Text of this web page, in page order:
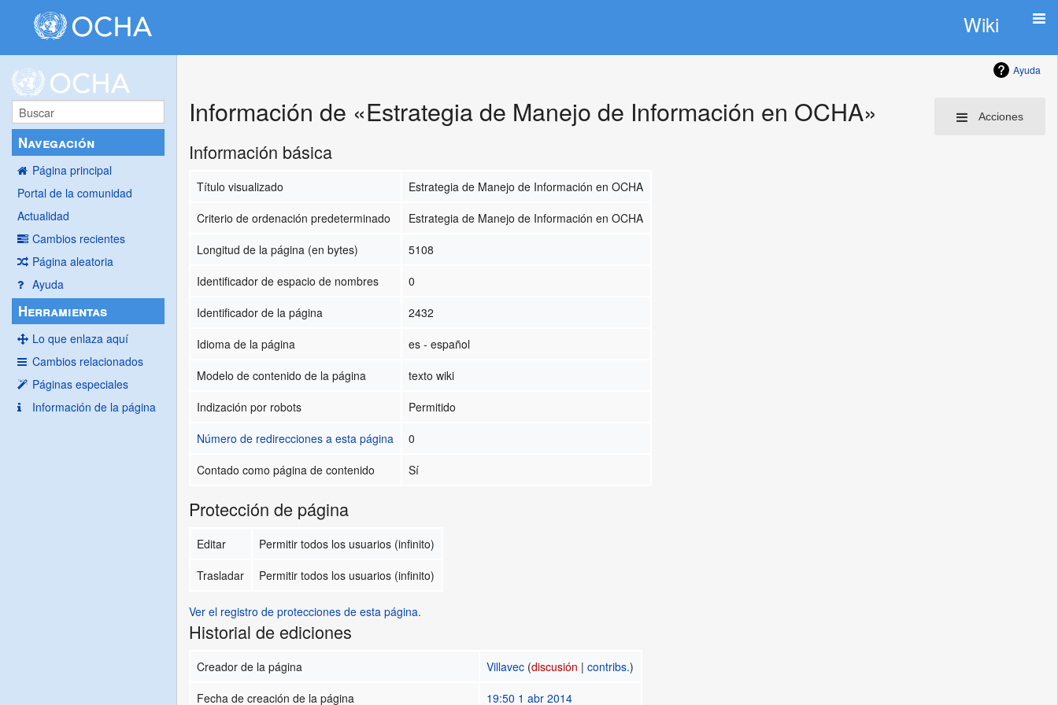
Wiki
Navegación
Página principal
Portal de la comunidad
Actualidad
Cambios recientes
Página aleatoria
Ayuda
Herramientas
Lo que enlaza aquí
Cambios relacionados
Páginas especiales
Información de la página
Ayuda
Acciones
Información de «Estrategia de Manejo de Información en OCHA»
Información básica
Título visualizado
Estrategia de Manejo de Información en OCHA
Criterio de ordenación predeterminado
Estrategia de Manejo de Información en OCHA
Longitud de la página (en bytes)
5108
Identificador de espacio de nombres
0
Identificador de la página
2432
Idioma de la página
es - español
Modelo de contenido de la página
texto wiki
Indización por robots
Permitido
Número de redirecciones a esta página
0
Contado como página de contenido
Sí
Protección de página
Editar
Permitir todos los usuarios (infinito)
Trasladar
Permitir todos los usuarios (infinito)
Ver el registro de protecciones de esta página.
Historial de ediciones
Creador de la página Villavec (discusión |contribs.)
Fecha de creación de la página
19:50 1 abr 2014